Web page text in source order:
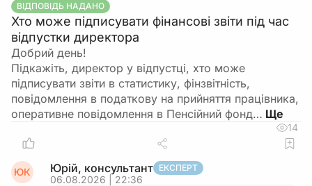
ВІДПОВІДЬ НАДАНО
Хто може підписувати фінансові звіти під час
відпустки директора
Добрий день!
Підкажіть, директор у відпустці, хто може
підписувати звіти в статистику, фінзвітність,
повідомлення в податкову на прийняття працівника,
оперативне повідомлення в Пенсійний фонд…
14
ЮК Юрій, консультант ЕКСПЕРТ
06.08.2026 | 22:36